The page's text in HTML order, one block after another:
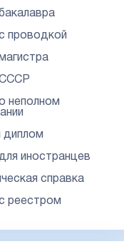
проводкой
неполном
диплом
иностранцев
справка
реестром